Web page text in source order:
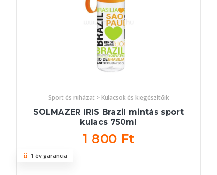
Sport és ruházat > Kulacsok és kiegészítőik
SOLMAZER IRIS Brazil mintás sport
kulacs 750ml
1 800 Ft
1 év garancia